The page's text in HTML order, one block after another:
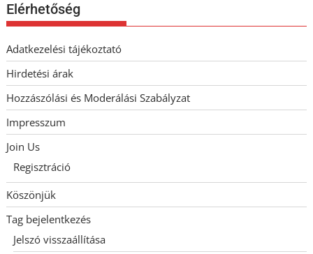
Elérhetőség
Adatkezelési tájékoztató
Hirdetési árak
Hozzászólási és Moderálási Szabályzat
Impresszum
Join Us
Regisztráció
Köszönjük
Tag bejelentkezés
Jelszó visszaállítása